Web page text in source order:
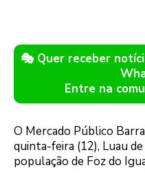
🎭 Quer receber
Entre na
O Mercado Público
quinta-feira (12), Luau
população de Foz do